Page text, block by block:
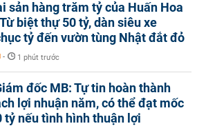
sản hàng trăm tỷ của Huấn Hoa
biệt thự 50 tỷ, dàn siêu xe
tỷ đến vườn tùng Nhật đắt đỏ
- 1 phút trước
đốc MB: Tự tin hoàn thành
lợi nhuận năm, có thể đạt mốc
tỷ nếu tình hình thuận lợi